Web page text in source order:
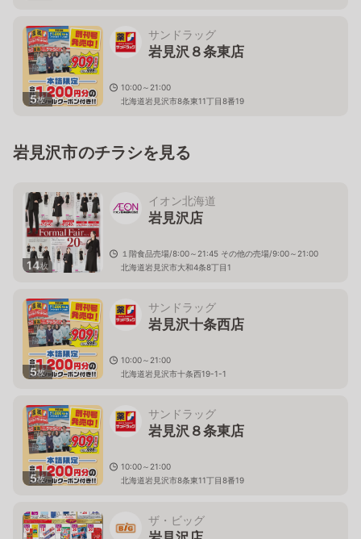
5枚
サンドラッグ
岩見沢８条東店
10:00～21:00
北海道岩見沢市8条東11丁目8番19
岩見沢市のチラシを見る
14枚
イオン北海道
岩見沢店
１階食品売場/8:00～21:45 その他の売場/9:00～21:00
北海道岩見沢市大和4条8丁目1
5枚
サンドラッグ
岩見沢十条西店
10:00～21:00
北海道岩見沢市十条西19-1-1
5枚
サンドラッグ
岩見沢８条東店
10:00～21:00
北海道岩見沢市8条東11丁目8番19
ザ・ビッグ